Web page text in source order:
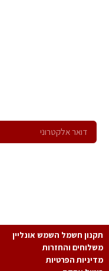
חשמל השמש אונליין
והחזרות
הפרטיות